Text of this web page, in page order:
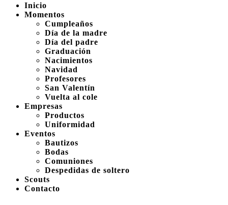
Inicio
Momentos
Cumpleaños
Día de la madre
Día del padre
Graduación
Nacimientos
Navidad
Profesores
San Valentín
Vuelta al cole
Empresas
Productos
Uniformidad
Eventos
Bautizos
Bodas
Comuniones
Despedidas de soltero
Scouts
Contacto